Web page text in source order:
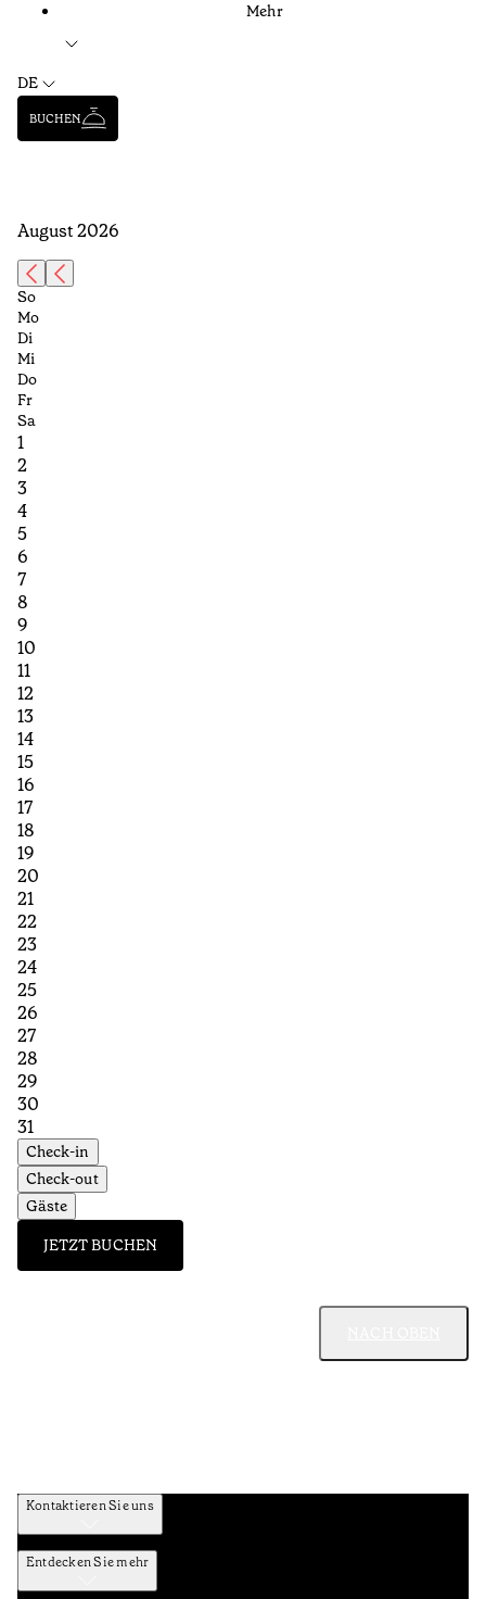
Mehr
DE
BUCHEN
August 2026
So
Mo
Di
Mi
Do
Fr
Sa
1
2
3
4
5
6
7
8
9
10
11
12
13
14
15
16
17
18
19
20
21
22
23
24
25
26
27
28
29
30
31
Check-in
Check-out
Gäste
JETZT BUCHEN
Kontaktieren Sie uns
Entdecken Sie mehr